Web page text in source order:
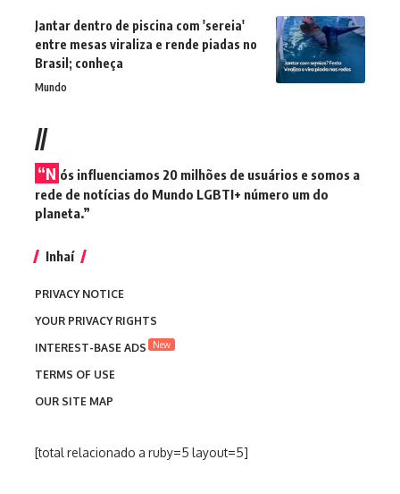
Jantar dentro de piscina com 'sereia'
entre mesas viraliza e rende piadas no
Brasil; conheça
Mundo
//
“N ós influenciamos 20 milhões de usuários e somos a
rede de notícias do Mundo LGBTI+ número um do
planeta.”
Inhaí
PRIVACY NOTICE
YOUR PRIVACY RIGHTS
INTEREST-BASE ADS
New
TERMS OF USE
OUR SITE MAP
[total relacionado a ruby=5 layout=5]